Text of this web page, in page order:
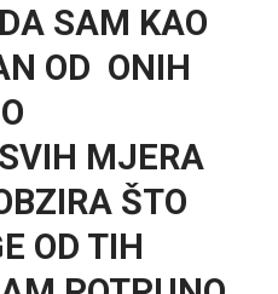
SAM KAO
OD ONIH
MJERA
ŠTO
OD TIH